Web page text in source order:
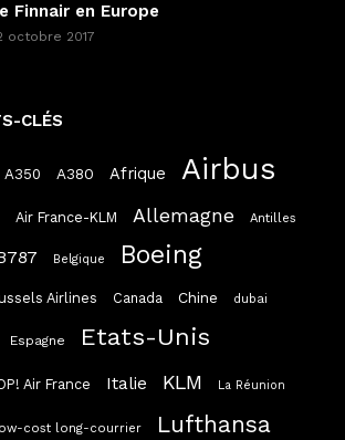
Finnair en Europe
octobre 2017
CLÉS
A350 A380 Afrique Airbus
Air France-KLM Allemagne Antilles
Belgique Boeing
Airlines Canada Chine dubai
Espagne Etats-Unis
Air France Italie KLM La Réunion
cost long-courrier Lufthansa